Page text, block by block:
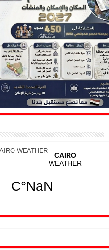
WEATHER